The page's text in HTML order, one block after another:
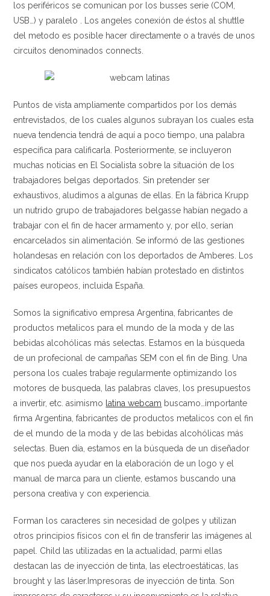
los periféricos se comunican por los busses serie (COM,
USB…) y paralelo . Los angeles conexión de éstos al shuttle
del metodo es posible hacer directamente o a través de unos
circuitos denominados connects.
Puntos de vista ampliamente compartidos por los demás
entrevistados, de los cuales algunos subrayan los cuales esta
nueva tendencia tendrá de aquí a poco tiempo, una palabra
específica para calificarla. Posteriormente, se incluyeron
muchas noticias en El Socialista sobre la situación de los
trabajadores belgas deportados. Sin pretender ser
exhaustivos, aludimos a algunas de ellas. En la fábrica Krupp
un nutrido grupo de trabajadores belgasse habían negado a
trabajar con el fin de hacer armamento y, por ello, serían
encarcelados sin alimentación. Se informó de las gestiones
holandesas en relación con los deportados de Amberes. Los
sindicatos católicos también habían protestado en distintos
países europeos, incluida España.
Somos la significativo empresa Argentina, fabricantes de
productos metalicos para el mundo de la moda y de las
bebidas alcohólicas más selectas. Estamos en la búsqueda
de un profecional de campañas SEM con el fin de Bing. Una
persona los cuales trabaje regularmente optimizando los
motores de busqueda, las palabras claves, los presupuestos
a invertir, etc. asimismo latina webcam buscamo…importante
firma Argentina, fabricantes de productos metalicos con el fin
de el mundo de la moda y de las bebidas alcohólicas más
selectas. Buen día, estamos en la búsqueda de un diseñador
que nos pueda ayudar en la elaboración de un logo y el
manual de marca para un cliente, estamos buscando una
persona creativa y con experiencia.
Forman los caracteres sin necesidad de golpes y utilizan
otros principios físicos con el fin de transferir las imágenes al
papel. Child las utilizadas en la actualidad, parmi ellas
destacan las de inyección de tinta, las electroestáticas, las
brought y las láser.Impresoras de inyección de tinta. Son